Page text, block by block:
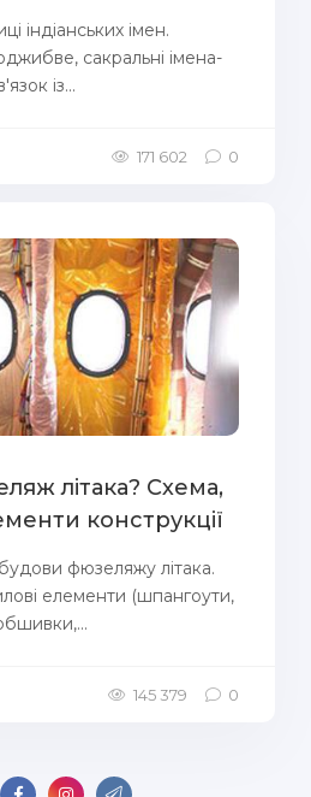
індіанських імен.
сакральні імена-
із...
171 602 0
літака? Схема,
конструкції
фюзеляжу літака.
елементи (шпангоути,
145 379 0